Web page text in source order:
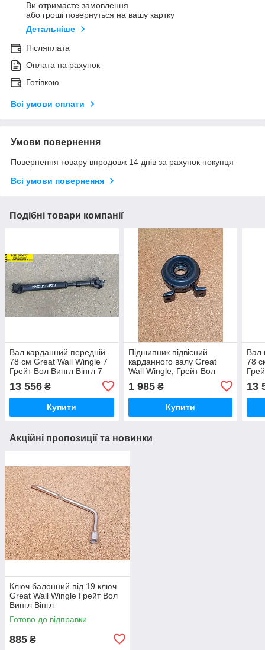
Ви отримаєте замовлення
або гроші повернуться на вашу картку
Детальніше
Післяплата
Оплата на рахунок
Готівкою
Всі умови оплати
Умови повернення
Повернення товару впродовж 14 днів за рахунок покупця
Всі умови повернення
Подібні товари компанії
Вал карданний передній
78 см Great Wall Wingle 7
Грейт Вол Вингл Вінгл 7
13 556 ₴
Купити
Підшипник підвісний
карданного валу Great
Wall Wingle, Грейт Вол
1 985₴
Купити
Вал
78
13
Акційні пропозиції та новинки
Ключ балонний під 19 ключ
Great Wall Wingle Грейт Вол
Вингл Вінгл
Готово до відправки
885 ₴